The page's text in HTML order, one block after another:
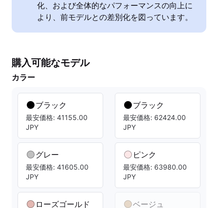
化、および全体的なパフォーマンスの向上に
より、前モデルとの差別化を図っています。
購入可能なモデル
カラー
ブラック
最安価格: 41155.00
JPY
グレー
最安価格: 41605.00
JPY
ローズゴールド
ブラック
最安価格: 62424.00
JPY
ピンク
最安価格: 63980.00
JPY
ベージュ